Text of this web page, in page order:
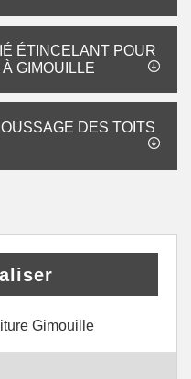
ÉTINCELANT POUR
GIMOUILLE
DES TOITS
Gimouille